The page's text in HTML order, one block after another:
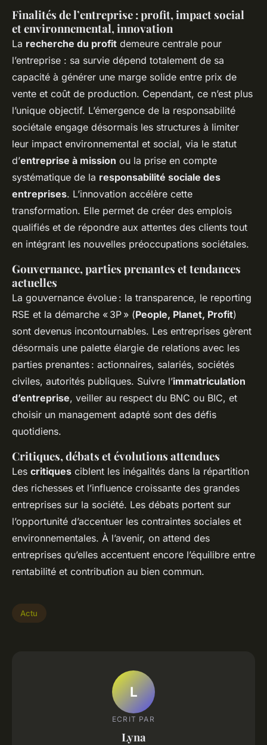
Finalités de l’entreprise : profit, impact social
et environnemental, innovation
La recherche du profit demeure centrale pour
l’entreprise : sa survie dépend totalement de sa
capacité à générer une marge solide entre prix de
vente et coût de production. Cependant, ce n’est plus
l’unique objectif. L’émergence de la responsabilité
sociétale engage désormais les structures à limiter
leur impact environnemental et social, via le statut
d’entreprise à mission ou la prise en compte
systématique de la responsabilité sociale des
entreprises. L’innovation accélère cette
transformation. Elle permet de créer des emplois
qualifiés et de répondre aux attentes des clients tout
en intégrant les nouvelles préoccupations sociétales.
Gouvernance, parties prenantes et tendances
actuelles
La gouvernance évolue : la transparence, le reporting
RSE et la démarche « 3P » (People, Planet, Profit)
sont devenus incontournables. Les entreprises gèrent
désormais une palette élargie de relations avec les
parties prenantes : actionnaires, salariés, sociétés
civiles, autorités publiques. Suivre l’immatriculation
d’entreprise, veiller au respect du BNC ou BIC, et
choisir un management adapté sont des défis
quotidiens.
Critiques, débats et évolutions attendues
Les critiques ciblent les inégalités dans la répartition
des richesses et l’influence croissante des grandes
entreprises sur la société. Les débats portent sur
l’opportunité d’accentuer les contraintes sociales et
environnementales. À l’avenir, on attend des
entreprises qu’elles accentuent encore l’équilibre entre
rentabilité et contribution au bien commun.
Actu
L
ECRIT PAR
Lyna